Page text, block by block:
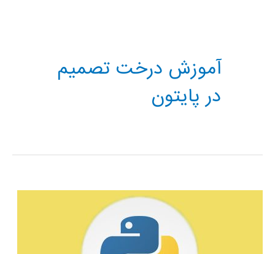
آموزش درخت تصمیم
در پایتون